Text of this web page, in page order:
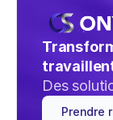
Des
Prendre